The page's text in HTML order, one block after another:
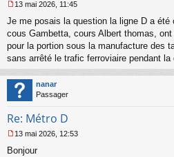
e
s
s
g
n
o
l
u
13 mai 2026, 11:45
Je me posais la question la ligne D a été
cous Gambetta, cours Albert thomas,
pour la portion sous la manufacture des
sans arrêté le trafic ferroviaire pendant
nanar
Passager
Re: Métro D
e
13 mai 2026, 12:53
Bonjour